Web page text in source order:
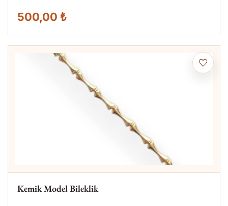
500,00 ₺
Kemik Model Bileklik